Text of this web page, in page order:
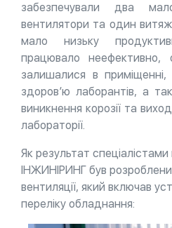
забезпечували два
вентилятори та один
мало низьку
працювало неефективно,
залишалися в
здоров’ю лаборантів, а
виникнення корозії та
лабораторії.
Як результат спеціалістами
ІНЖИНІРИНГ був
вентиляції, який включав
переліку обладнання: